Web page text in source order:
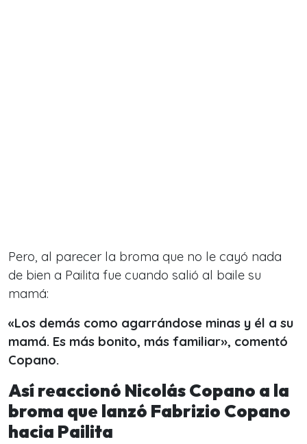
Pero, al parecer la broma que no le cayó nada
de bien a Pailita fue cuando salió al baile su
mamá:
«Los demás como agarrándose minas y él a su
mamá. Es más bonito, más familiar», comentó
Copano.
Así reaccionó Nicolás Copano a la
broma que lanzó Fabrizio Copano
hacia Pailita